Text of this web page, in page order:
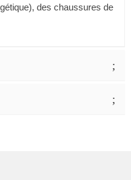
des chaussures de